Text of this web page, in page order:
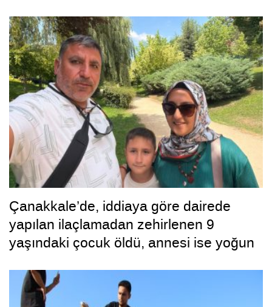
Çanakkale’de, iddiaya göre dairede
yapılan ilaçlamadan zehirlenen 9
yaşındaki çocuk öldü, annesi ise yoğun